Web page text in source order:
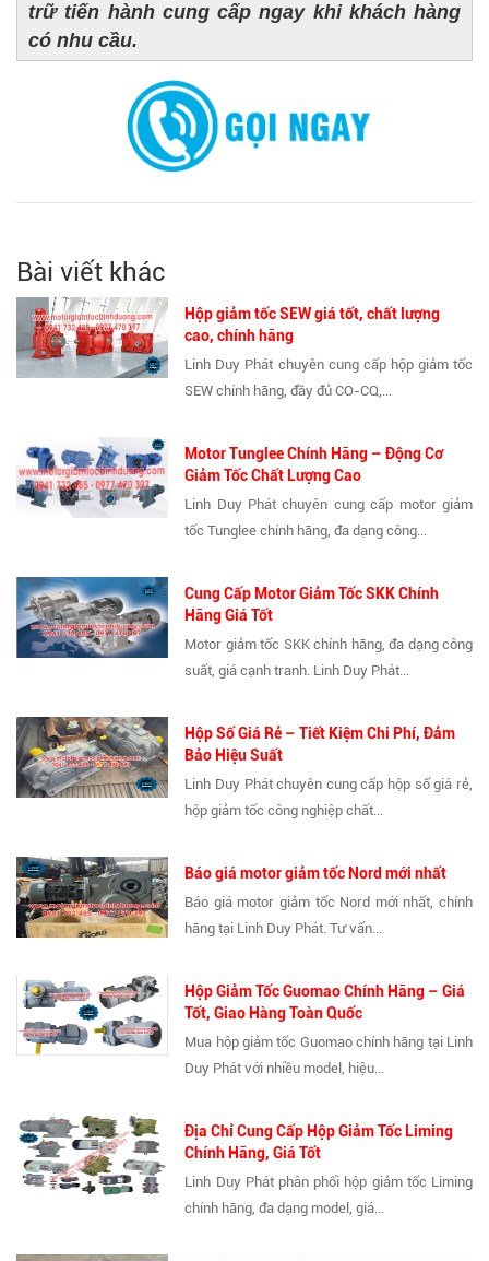
trữ tiến hành cung cấp ngay khi khách hàng
có nhu cầu.
Bài viết khác
Hộp giảm tốc SEW giá tốt, chất lượng
cao, chính hãng
Linh Duy Phát chuyên cung cấp hộp giảm tốc
SEW chính hãng, đầy đủ CO-CQ,...
Motor Tunglee Chính Hãng – Động Cơ
Giảm Tốc Chất Lượng Cao
Linh Duy Phát chuyên cung cấp motor giảm
tốc Tunglee chính hãng, đa dạng công...
Cung Cấp Motor Giảm Tốc SKK Chính
Hãng Giá Tốt
Motor giảm tốc SKK chính hãng, đa dạng công
suất, giá cạnh tranh. Linh Duy Phát...
Hộp Số Giá Rẻ – Tiết Kiệm Chi Phí, Đảm
Bảo Hiệu Suất
Linh Duy Phát chuyên cung cấp hộp số giá rẻ,
hộp giảm tốc công nghiệp chất...
Báo giá motor giảm tốc Nord mới nhất
Báo giá motor giảm tốc Nord mới nhất, chính
hãng tại Linh Duy Phát. Tư vấn...
Hộp Giảm Tốc Guomao Chính Hãng – Giá
Tốt, Giao Hàng Toàn Quốc
Mua hộp giảm tốc Guomao chính hãng tại Linh
Duy Phát với nhiều model, hiệu...
Địa Chỉ Cung Cấp Hộp Giảm Tốc Liming
Chính Hãng, Giá Tốt
Linh Duy Phát phân phối hộp giảm tốc Liming
chính hãng, đa dạng model, giá...